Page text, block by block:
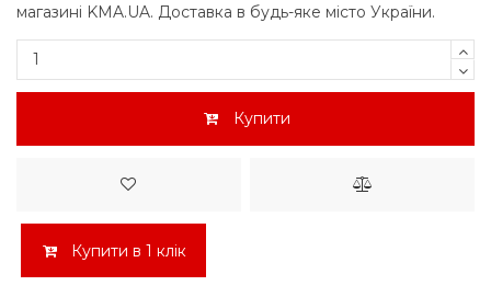
магазині KMA.UA. Доставка в будь-яке місто України.
Купити
Купити в 1 клік